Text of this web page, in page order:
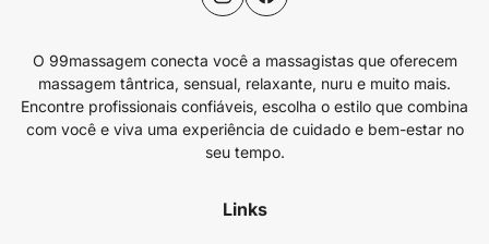
O 99massagem conecta você a massagistas que oferecem
massagem tântrica, sensual, relaxante, nuru e muito mais.
Encontre profissionais confiáveis, escolha o estilo que combina
com você e viva uma experiência de cuidado e bem-estar no
seu tempo.
Links